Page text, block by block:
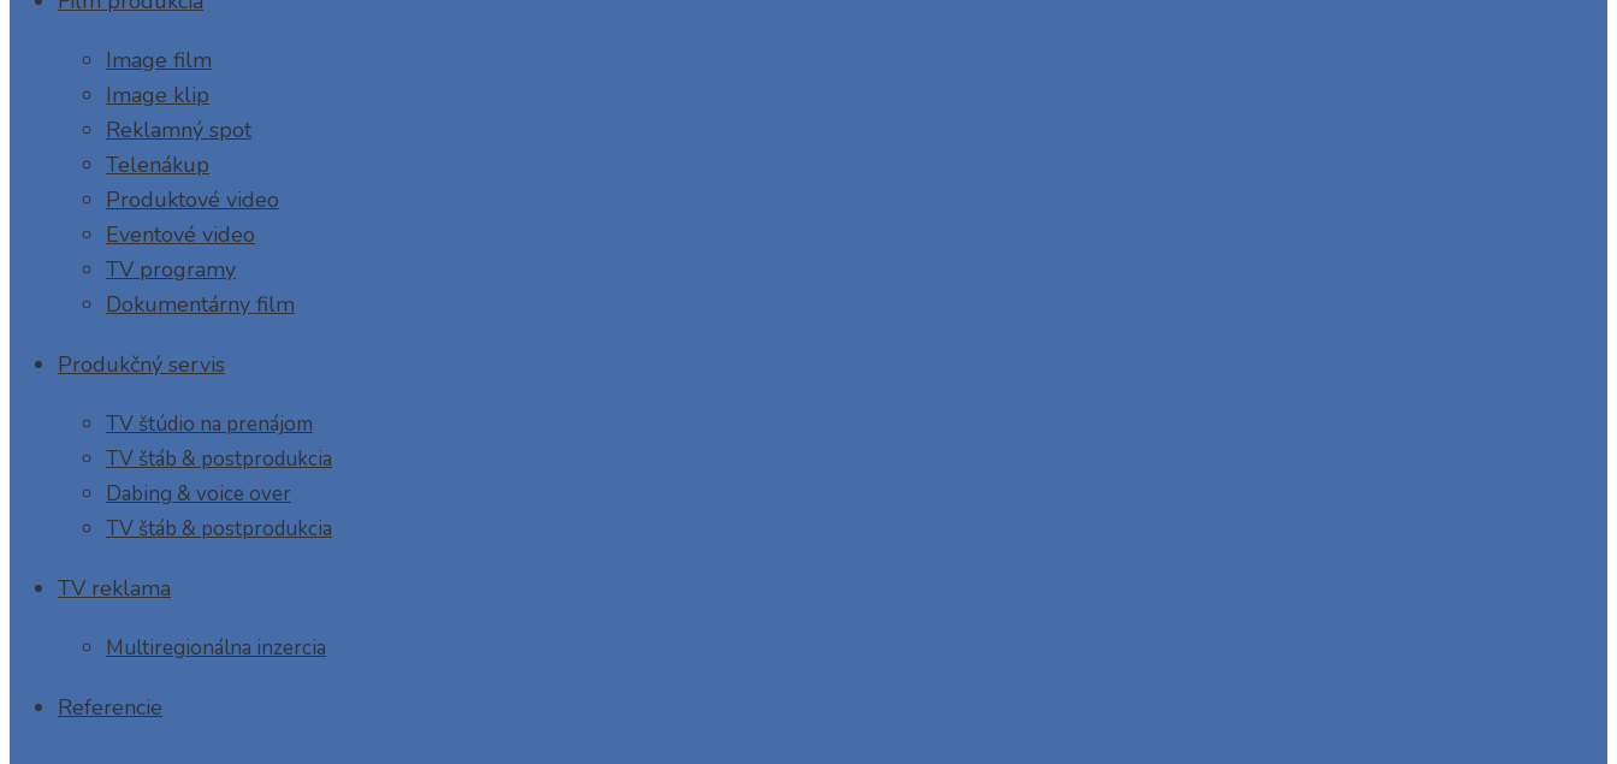
Image film
Image klip
Reklamný spot
Telenákup
Produktové video
Eventové video
TV programy
Dokumentárny film
Produkčný servis
TV štúdio na prenájom
TV štáb & postprodukcia
Dabing & voice over
TV štáb & postprodukcia
TV reklama
Multiregionálna inzercia
Referencie